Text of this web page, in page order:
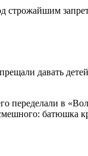
строжайшим
давать
переделали в
батюшка